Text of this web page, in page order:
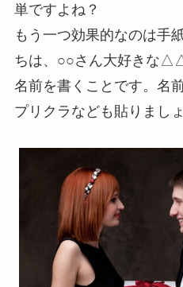
単ですよね？
もう一つ効果的なのは手
ちは、○○さん大好きな
名前を書くことです。名
プリクラなども貼りましょ